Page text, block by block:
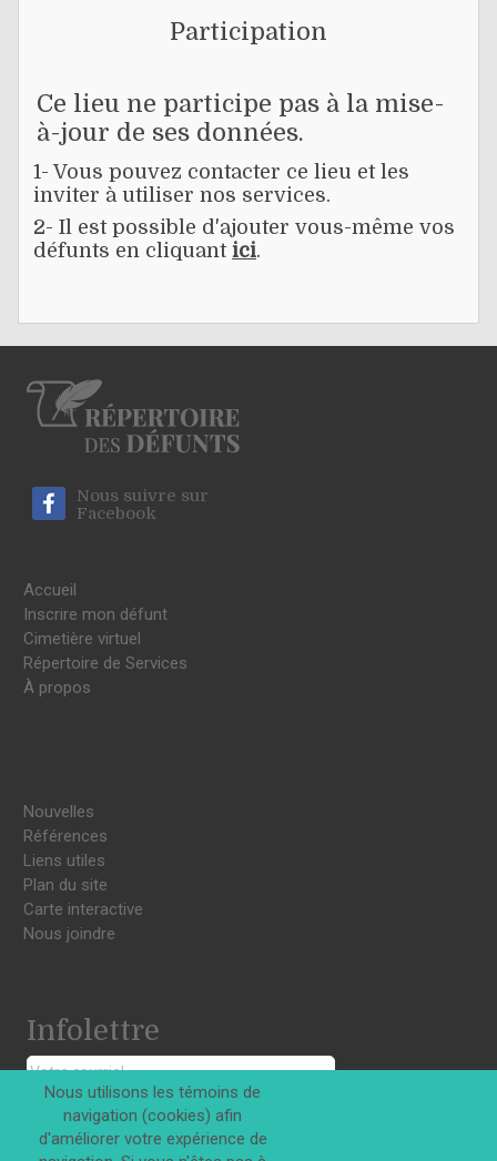
Participation
Ce lieu ne participe pas à la mise-
à-jour de ses données.
1- Vous pouvez contacter ce lieu et les
inviter à utiliser nos services.
2- Il est possible d'ajouter vous-même vos
défunts en cliquant ici.
Nous suivre sur
Facebook
Accueil
Inscrire mon défunt
Cimetière virtuel
Répertoire de Services
À propos
Nouvelles
Références
Liens utiles
Plan du site
Carte interactive
Nous joindre
Infolettre
S'INSCRIRE
Nous utilisons les témoins de
navigation (cookies) afin
d'améliorer votre expérience de